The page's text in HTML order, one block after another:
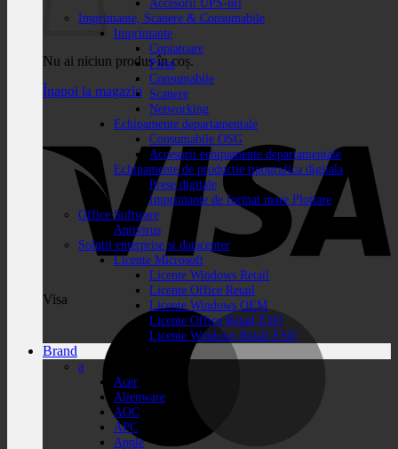
Nu ai niciun produs în coș.
Înapoi la magazin
Visa
Imprimante, Scanere & Consumabile
Imprimante
Copiatoare
Piese
Consumabile
Scanere
Networking
Echipamente departamentale
Consumabile OSG
Accesorii echipamente departamentale
Echipamente de productie tipografica digitala
Prese digitale
Imprimante de format mare Plottare
Office Software
Antivirus
Solutii enterprise si datacenter
Licente Microsoft
Licente Windows Retail
Licente Office Retail
Licente Windows OEM
Licente Office Retail ESD
Licente Windows Retail ESD
Brand
a
Acer
Alienware
AOC
APC
Apple